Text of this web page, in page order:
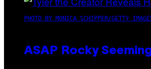
PHOTO BY MONICA SCHIPPER/GETTY
ASAP Rocky